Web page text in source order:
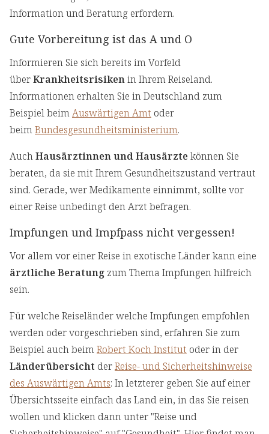
Information und Beratung erfordern.
Gute Vorbereitung ist das A und O
Informieren Sie sich bereits im Vorfeld
überKrankheitsrisikenin Ihrem Reiseland.
Informationen erhalten Sie in Deutschland zum
Beispiel beimAuswärtigen Amt oder
beimBundesgesundheitsministerium.
AuchHausärztinnen und Hausärztekönnen Sie
beraten, da sie mit Ihrem Gesundheitszustand vertraut
sind. Gerade, wer Medikamente einnimmt, sollte vor
einer Reise unbedingt den Arzt befragen.
Impfungen und Impfpass nicht vergessen!
Vor allem vor einer Reise in exotische Länder kann eine
ärztliche Beratung zum Thema Impfungen hilfreich
sein.
Für welche Reiseländer welche Impfungen empfohlen
werden oder vorgeschrieben sind, erfahren Sie zum
Beispiel auch beimRobert Koch Institut oder in der
Länderübersicht derReise- und Sicherheitshinweise
des Auswärtigen Amts: In letzterer geben Sie auf einer
Übersichtsseite einfach das Land ein, in das Sie reisen
wollen und klicken dann unter "Reise und